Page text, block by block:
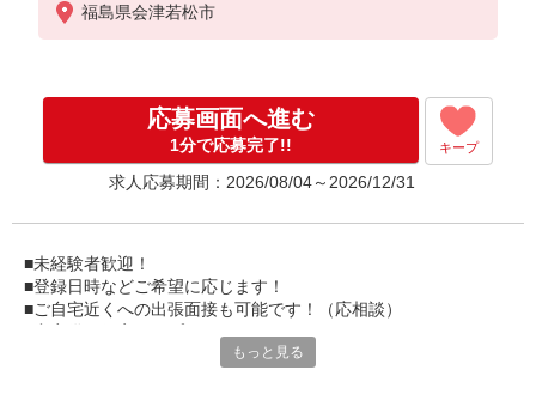
福島県会津若松市
応募画面へ進む
1分で応募完了!! キープ
求人応募期間：2026/08/04～2026/12/31
■未経験者歓迎！
■登録日時などご希望に応じます！
■ご自宅近くへの出張面接も可能です！（応相談）
■家電・家具のレンタルも可能です！
もっと見る